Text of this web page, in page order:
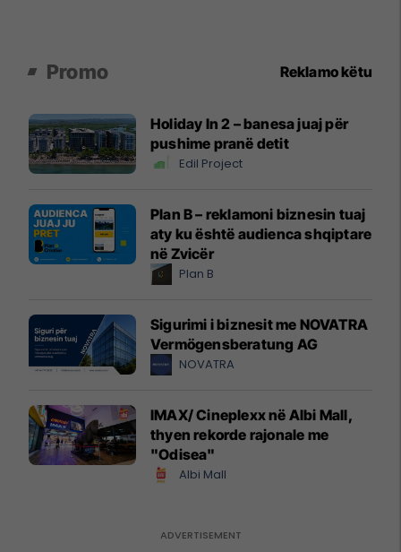
Promo Reklamo këtu
Holiday In 2 – banesa juaj për
pushime pranë detit
Edil Project
Plan B – reklamoni biznesin tuaj
aty ku është audienca shqiptare
në Zvicër
Plan B
Sigurimi i biznesit me NOVATRA
Vermögensberatung AG
NOVATRA
IMAX/ Cineplexx në Albi Mall,
thyen rekorde rajonale me
"Odisea"
Albi Mall